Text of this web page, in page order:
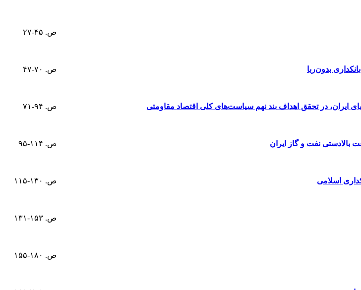
ص. ۴۵-۲۷
بدون‌ربا
ص. ۷۰-۴۷
در تحقق اهداف بند نهم سیاست‌های کلی اقتصاد مقاومتی
ص. ۹۴-۷۱
بالادستی نفت و گاز ایران
ص. ۱۱۴-۹۵
اسلامی
ص. ۱۳۰-۱۱۵
ص. ۱۵۳-۱۳۱
ص. ۱۸۰-۱۵۵